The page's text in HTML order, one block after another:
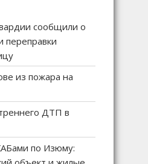
сообщили о
переправки
из пожара на
ДТП в
по Изюму: